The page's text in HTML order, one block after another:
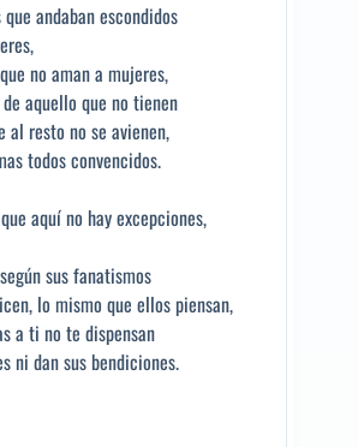
andaban escondidos
no aman a mujeres,
aquello que no tienen
al resto no se avienen,
todos convencidos.
aquí no hay excepciones,
sus fanatismos
lo mismo que ellos piensan,
a ti no te dispensan
ni dan sus bendiciones.